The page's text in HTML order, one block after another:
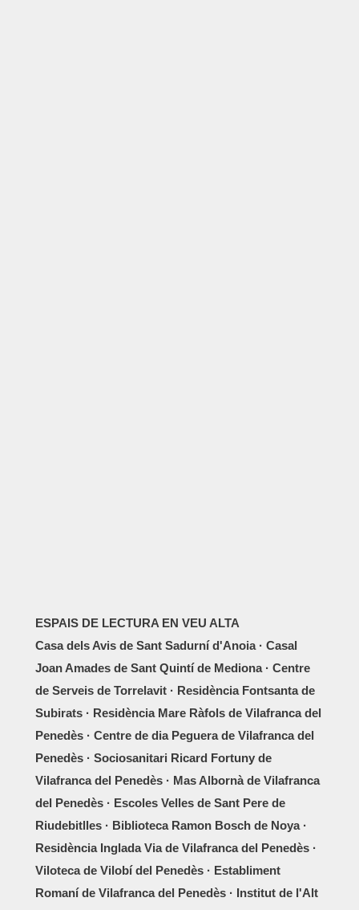
ESPAIS DE LECTURA EN VEU ALTA
Casa dels Avis de Sant Sadurní d'Anoia · Casal
Joan Amades de Sant Quintí de Mediona · Centre
de Serveis de Torrelavit · Residència Fontsanta de
Subirats · Residència Mare Ràfols de Vilafranca del
Penedès · Centre de dia Peguera de Vilafranca del
Penedès · Sociosanitari Ricard Fortuny de
Vilafranca del Penedès · Mas Albornà de Vilafranca
del Penedès · Escoles Velles de Sant Pere de
Riudebitlles · Biblioteca Ramon Bosch de Noya ·
Residència Inglada Via de Vilafranca del Penedès ·
Viloteca de Vilobí del Penedès · Establiment
Romaní de Vilafranca del Penedès · Institut de l'Alt